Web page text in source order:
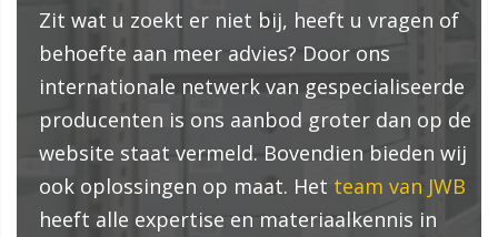
Zit wat u zoekt er niet bij, heeft u vragen of
behoefte aan meer advies? Door ons
internationale netwerk van gespecialiseerde
producenten is ons aanbod groter dan op de
website staat vermeld. Bovendien bieden wij
ook oplossingen op maat. Het team van JWB
heeft alle expertise en materiaalkennis in